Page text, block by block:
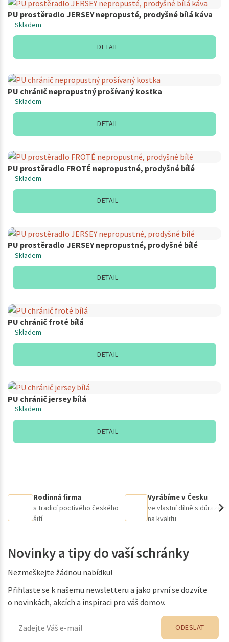
PU prostěradlo JERSEY nepropusté, prodyšné bílá káva
Skladem
DETAIL
PU chránič nepropustný prošívaný kostka
Skladem
DETAIL
PU prostěradlo FROTÉ nepropustné, prodyšné bílé
Skladem
DETAIL
PU prostěradlo JERSEY nepropustné, prodyšné bílé
Skladem
DETAIL
PU chránič froté bílá
Skladem
DETAIL
PU chránič jersey bílá
Skladem
DETAIL
Rodinná firma
s tradicí poctivého českého
šití
Vyrábíme v Česku
ve vlastní dílně s důrazem
na kvalitu
Novinky a tipy do vaší schránky
Nezmeškejte žádnou nabídku!
Přihlaste se k našemu newsletteru a jako první se dozvíte
o novinkách, akcích a inspiraci pro váš domov.
ODESLAT